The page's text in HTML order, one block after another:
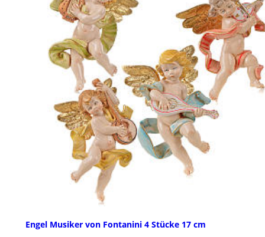
Engel Musiker von Fontanini 4 Stücke 17 cm